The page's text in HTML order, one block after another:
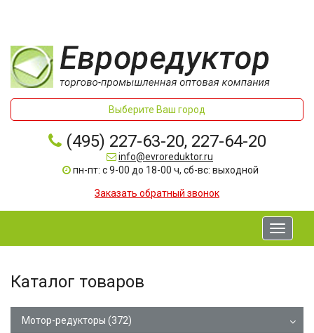
Выберите Ваш город
(495) 227-63-20, 227-64-20
info@evroreduktor.ru
пн-пт: с 9-00 до 18-00 ч, сб-вс: выходной
Заказать обратный звонок
Toggle
Каталог товаров
Мотор-редукторы (372)